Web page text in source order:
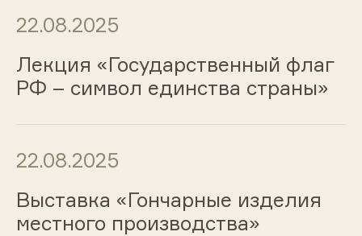
22.08.2025
Лекция «Государственный флаг
РФ – символ единства страны»
22.08.2025
Выставка «Гончарные изделия
местного производства»